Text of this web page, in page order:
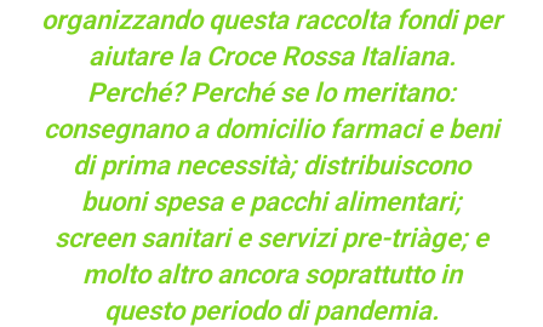
organizzando questa raccolta fondi per
aiutare la Croce Rossa Italiana.
Perché? Perché se lo meritano:
consegnano a domicilio farmaci e beni
di prima necessità; distribuiscono
buoni spesa e pacchi alimentari;
screen sanitari e servizi pre-triàge; e
molto altro ancora soprattutto in
questo periodo di pandemia.